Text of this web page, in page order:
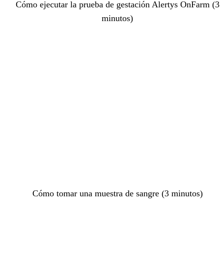
Cómo ejecutar la prueba de gestación Alertys OnFarm (3
minutos)
Cómo tomar una muestra de sangre (3 minutos)